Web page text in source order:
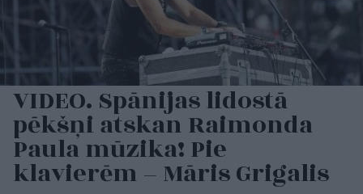
VIDEO. Spānijas lidostā
pēkšņi atskan Raimonda
Paula mūzika! Pie
klavierēm – Māris Grigalis